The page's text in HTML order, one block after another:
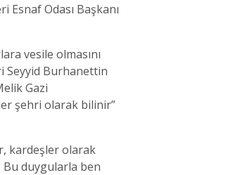
Esnaf Odası Başkanı
vesile olmasını
Seyyid Burhanettin
Gazi
şehri olarak bilinir”
kardeşler olarak
Bu duygularla ben